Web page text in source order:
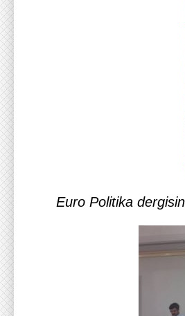
Euro Politika